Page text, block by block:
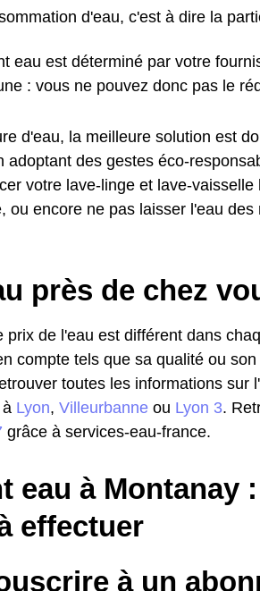
d'eau, c'est à dire la
eau est déterminé par votre
: vous ne pouvez donc pas le
d'eau, la meilleure solution est
adoptant des gestes éco-
votre lave-linge et lave-vaisselle
ou encore ne pas laisser l'eau
près de chez
prix de l'eau est différent dans
compte tels que sa qualité ou
toutes les informations sur
Lyon, Villeurbanne ou Lyon 3.
grâce à services-eau-france.
eau à Montanay
effectuer
à un